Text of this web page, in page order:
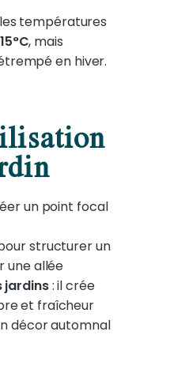
températures
, mais
en hiver.
un point focal
structurer un
une allée
jardins: il crée
et fraîcheur
décor automnal